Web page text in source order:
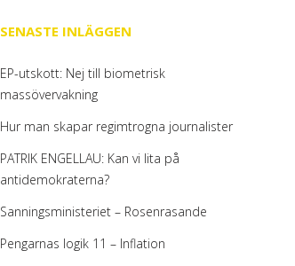
SENASTE INLÄGGEN
EP-utskott: Nej till biometrisk
massövervakning
Hur man skapar regimtrogna journalister
PATRIK ENGELLAU: Kan vi lita på
antidemokraterna?
Sanningsministeriet – Rosenrasande
Pengarnas logik 11 – Inflation